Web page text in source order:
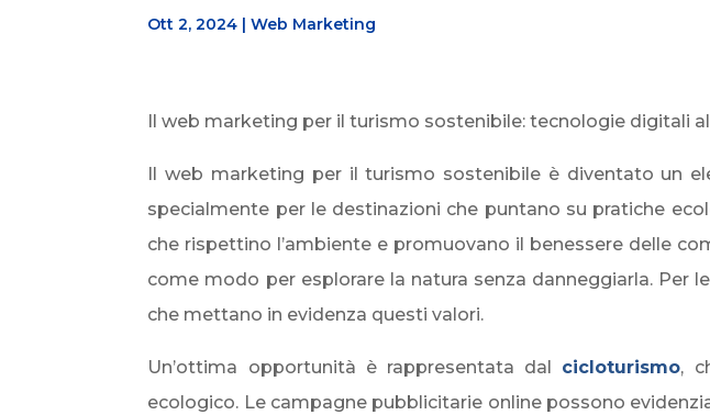
Ott 2, 2024 |Web Marketing
Il web marketing per il turismo sostenibile: tecnologie digitali
Il web marketing per il turismo sostenibile è diventato un
specialmente per le destinazioni che puntano su pratiche
che rispettino l’ambiente e promuovano il benessere delle
come modo per esplorare la natura senza danneggiarla. Per
che mettano in evidenza questi valori.
Un’ottima opportunità è rappresentata dal cicloturismo,
ecologico. Le campagne pubblicitarie online possono